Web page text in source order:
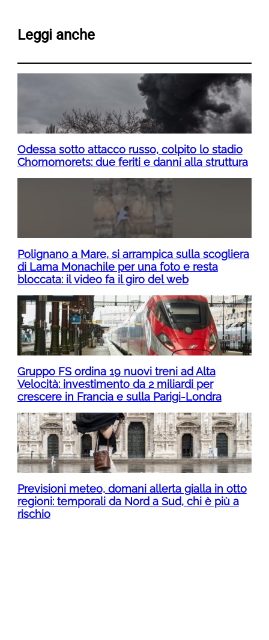
Leggi anche
Odessa sotto attacco russo, colpito lo stadio
Chornomorets: due feriti e danni alla struttura
Polignano a Mare, si arrampica sulla scogliera
di Lama Monachile per una foto e resta
bloccata: il video fa il giro del web
Gruppo FS ordina 19 nuovi treni ad Alta
Velocità: investimento da 2 miliardi per
crescere in Francia e sulla Parigi-Londra
Previsioni meteo, domani allerta gialla in otto
regioni: temporali da Nord a Sud, chi è più a
rischio